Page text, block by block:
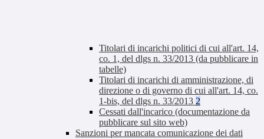
Titolari di incarichi politici di cui all'art. 14,
co. 1, del dlgs n. 33/2013 (da pubblicare in
tabelle)
Titolari di incarichi di amministrazione, di
direzione o di governo di cui all'art. 14, co.
1-bis, del dlgs n. 33/2013 2
Cessati dall'incarico (documentazione da
pubblicare sul sito web)
Sanzioni per mancata comunicazione dei dati